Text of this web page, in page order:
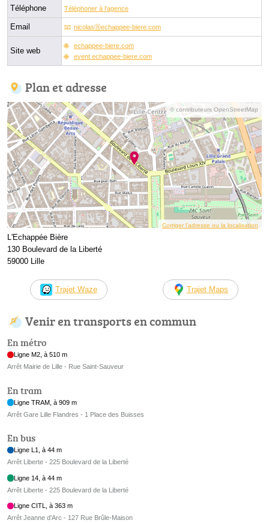
Téléphone Téléphoner à l'agence
Email nicolasⓐechappee-biere.com
Site web
echappee-biere.com
event.echappee-biere.com
Plan et adresse
© contributeurs OpenStreetMap
Corriger l’adresse ou la localisation
L'Echappée Bière
130 Boulevard de la Liberté
59000 Lille
Trajet Waze Trajet Maps
Venir en transports en commun
En métro
Ligne M2, à 510 m
Arrêt Mairie de Lille - Rue Saint-Sauveur
En tram
Ligne TRAM, à 909 m
Arrêt Gare Lille Flandres - 1 Place des Buisses
En bus
Ligne L1, à 44 m
Arrêt Liberte - 225 Boulevard de la Liberté
Ligne 14, à 44 m
Arrêt Liberte - 225 Boulevard de la Liberté
Ligne CITL, à 363 m
Arrêt Jeanne d'Arc - 127 Rue Brûle-Maison